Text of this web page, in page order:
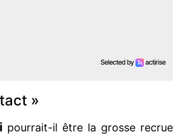
»
pourrait-il être la grosse recrue